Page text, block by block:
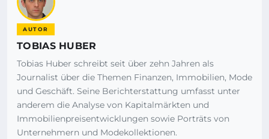
AUTOR
TOBIAS HUBER
Tobias Huber schreibt seit über zehn Jahren als
Journalist über die Themen Finanzen, Immobilien, Mode
und Geschäft. Seine Berichterstattung umfasst unter
anderem die Analyse von Kapitalmärkten und
Immobilienpreisentwicklungen sowie Porträts von
Unternehmern und Modekollektionen.